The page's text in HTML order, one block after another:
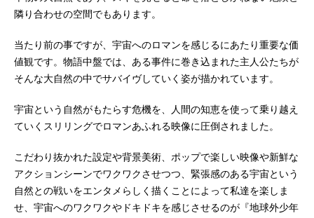
隣り合わせの空間でもあります。
当たり前の事ですが、宇宙へのロマンを感じるにあたり重要な価
値観です。物語中盤では、ある事件に巻き込まれた主人公たちが
そんな大自然の中でサバイヴしていく姿が描かれています。
宇宙という自然がもたらす危機を、人間の知恵を使って乗り越え
ていくスリリングでロマンあふれる映像に圧倒されました。
こだわり抜かれた設定や背景美術、ポップで楽しい映像や新鮮な
アクションシーンでワクワクさせつつ、緊張感のある宇宙という
自然との戦いをエンタメらしく描くことによって私達を楽しま
せ、宇宙へのワクワクやドキドキを感じさせるのが『地球外少年